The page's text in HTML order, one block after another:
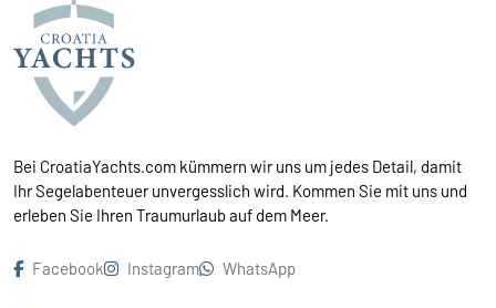
Bei CroatiaYachts.com kümmern wir uns um jedes Detail, damit
Ihr Segelabenteuer unvergesslich wird. Kommen Sie mit uns und
erleben Sie Ihren Traumurlaub auf dem Meer.
Facebook Instagram WhatsApp